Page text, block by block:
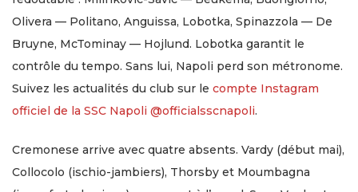
Olivera — Politano, Anguissa, Lobotka, Spinazzola — De
Bruyne, McTominay — Hojlund. Lobotka garantit le
contrôle du tempo. Sans lui, Napoli perd son métronome.
Suivez les actualités du club sur le compte Instagram
officiel de la SSC Napoli @officialsscnapoli.
Cremonese arrive avec quatre absents. Vardy (début mai),
Collocolo (ischio-jambiers), Thorsby et Moumbagna